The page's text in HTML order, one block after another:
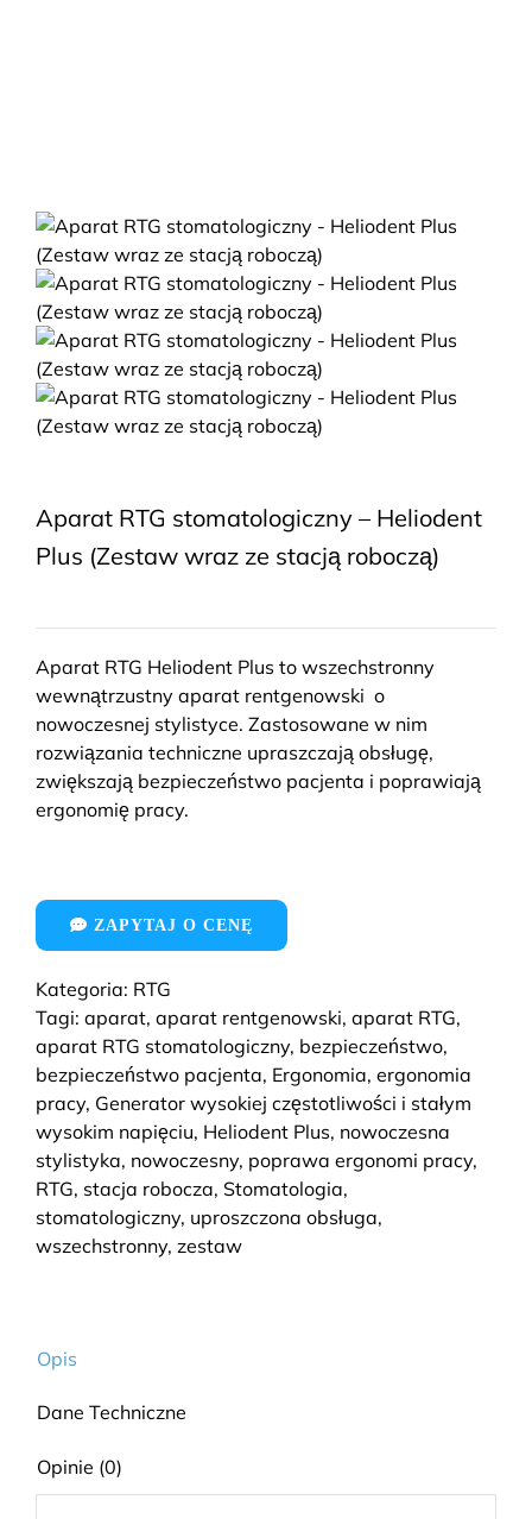
Aparat RTG stomatologiczny – Heliodent
Plus (Zestaw wraz ze stacją roboczą)
Aparat RTG Heliodent Plus to wszechstronny
wewnątrzustny aparat rentgenowski o
nowoczesnej stylistyce. Zastosowane w nim
rozwiązania techniczne upraszczają obsługę,
zwiększają bezpieczeństwo pacjenta i poprawiają
ergonomię pracy.
ZAPYTAJ O CENĘ
Kategoria: RTG
Tagi: aparat, aparat rentgenowski, aparat RTG,
aparat RTG stomatologiczny, bezpieczeństwo,
bezpieczeństwo pacjenta, Ergonomia, ergonomia
pracy, Generator wysokiej częstotliwości i stałym
wysokim napięciu, Heliodent Plus, nowoczesna
stylistyka, nowoczesny, poprawa ergonomi pracy,
RTG, stacja robocza, Stomatologia,
stomatologiczny, uproszczona obsługa,
wszechstronny, zestaw
Opis
Dane Techniczne
Opinie (0)